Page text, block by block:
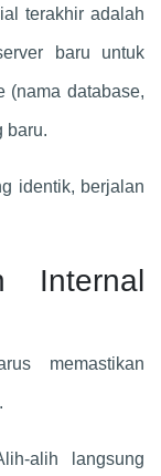
terakhir adalah
baru untuk
(nama database,
baru.
identik, berjalan
Internal
memastikan
alih langsung